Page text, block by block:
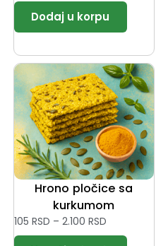
Hrono pločice sa
kurkumom
105 RSD – 2.100 RSD